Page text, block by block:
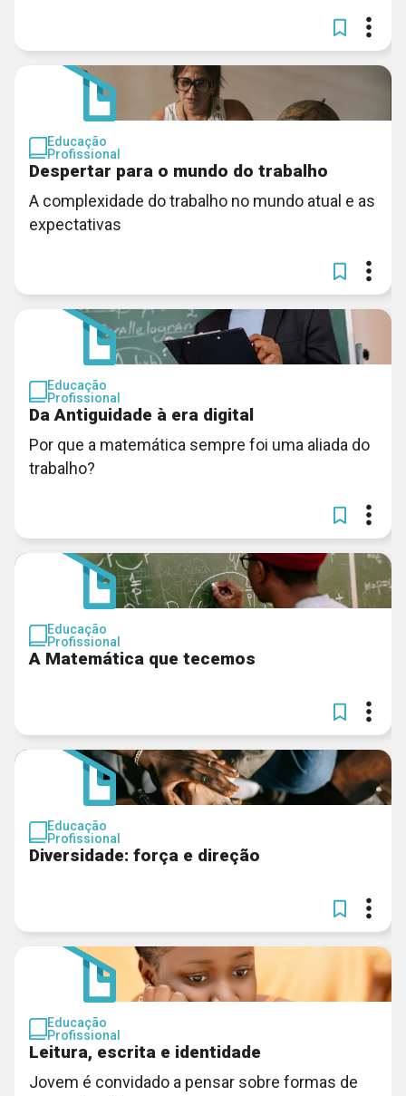
Educação
Profissional
Despertar para o mundo do trabalho
A complexidade do trabalho no mundo atual e as
expectativas
Educação
Profissional
Da Antiguidade à era digital
Por que a matemática sempre foi uma aliada do
trabalho?
Educação
Profissional
A Matemática que tecemos
Educação
Profissional
Diversidade: força e direção
Educação
Profissional
Leitura, escrita e identidade
Jovem é convidado a pensar sobre formas de